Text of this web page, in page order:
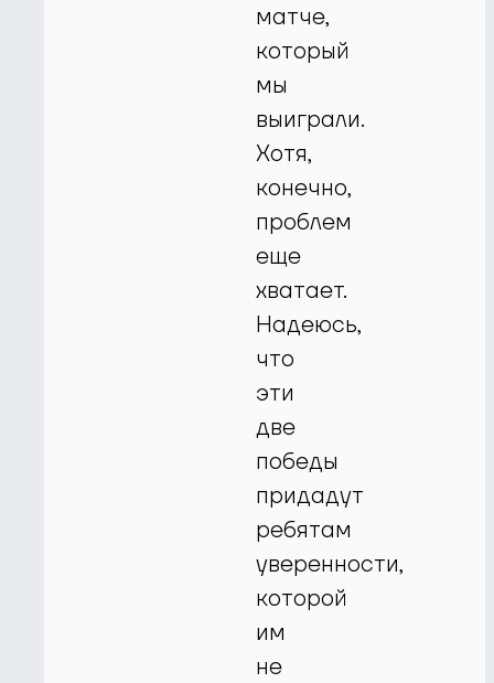
матче,
который
мы
выиграли.
Хотя,
конечно,
проблем
еще
хватает.
Надеюсь,
что
эти
две
победы
придадут
ребятам
уверенности,
которой
им
не